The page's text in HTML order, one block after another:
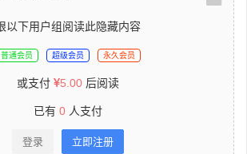
以下用户组阅读此隐藏内容
普通会员 超级会员 永久会员
或支付 5.00 后阅读
已有 0 人支付
登录 立即注册